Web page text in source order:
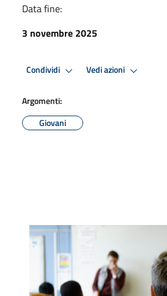
Data fine:
3 novembre 2025
Condividi Vedi azioni
Argomenti:
Giovani